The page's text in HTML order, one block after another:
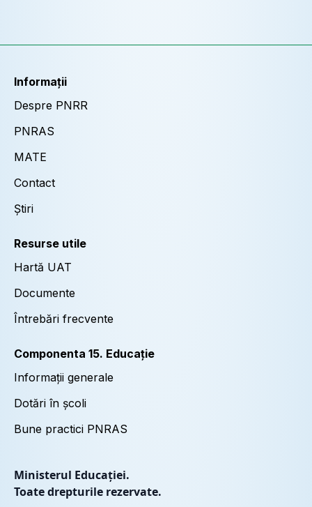
Informații
Despre PNRR
PNRAS
MATE
Contact
Știri
Resurse utile
Hartă UAT
Documente
Întrebări frecvente
Componenta 15. Educație
Informații generale
Dotări în școli
Bune practici PNRAS
Ministerul Educației.
Toate drepturile rezervate.